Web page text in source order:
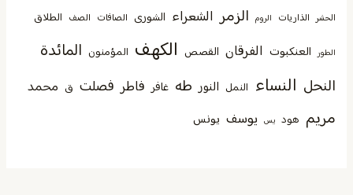
الحشر الذاريات الروم الزمر الشعراء الشورى الصافات الصف الطلاق
الطور العنكبوت الفرقان القصص الكهف المؤمنون المائدة
النحل النساء النمل النور طه غافر فاطر فصلت ق محمد
مريم هود يس يوسف يونس